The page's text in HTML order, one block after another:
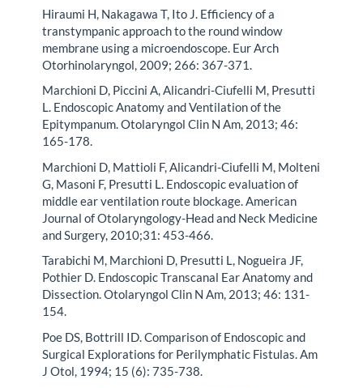
Hiraumi H, Nakagawa T, Ito J. Efficiency of a
transtympanic approach to the round window
membrane using a microendoscope. Eur Arch
Otorhinolaryngol, 2009; 266: 367-371.
Marchioni D, Piccini A, Alicandri-Ciufelli M, Presutti
L. Endoscopic Anatomy and Ventilation of the
Epitympanum. Otolaryngol Clin N Am, 2013; 46:
165-178.
Marchioni D, Mattioli F, Alicandri-Ciufelli M, Molteni
G, Masoni F, Presutti L. Endoscopic evaluation of
middle ear ventilation route blockage. American
Journal of Otolaryngology-Head and Neck Medicine
and Surgery, 2010;31: 453-466.
Tarabichi M, Marchioni D, Presutti L, Nogueira JF,
Pothier D. Endoscopic Transcanal Ear Anatomy and
Dissection. Otolaryngol Clin N Am, 2013; 46: 131-
154.
Poe DS, Bottrill ID. Comparison of Endoscopic and
Surgical Explorations for Perilymphatic Fistulas. Am
J Otol, 1994; 15 (6): 735-738.